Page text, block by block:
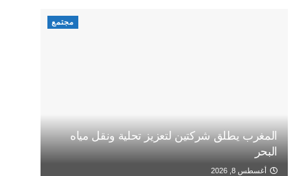
مجتمع
المغرب يطلق شركتين لتعزيز تحلية ونقل مياه
البحر
أغسطس 8, 2026